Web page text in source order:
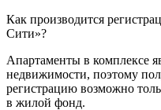
Как производится
Сити»?
Апартаменты в комплексе
недвижимости, поэтому
регистрацию возможно
в жилой фонд.